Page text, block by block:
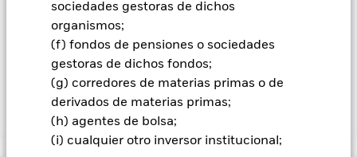
sociedades gestoras de dichos
organismos;
(f) fondos de pensiones o sociedades
gestoras de dichos fondos;
(g) corredores de materias primas o de
derivados de materias primas;
(h) agentes de bolsa;
(i) cualquier otro inversor institucional;
INFORMACIÓN IMPORTANTE: Capital en Riesgo.
de las inversiones y los ingresos derivados de ellas pueden
subir o bajar, y no están garantizados. Es posible que los
inversores no recuperen la cantidad invertida originalmente.
iShares US Index Fund (IE)